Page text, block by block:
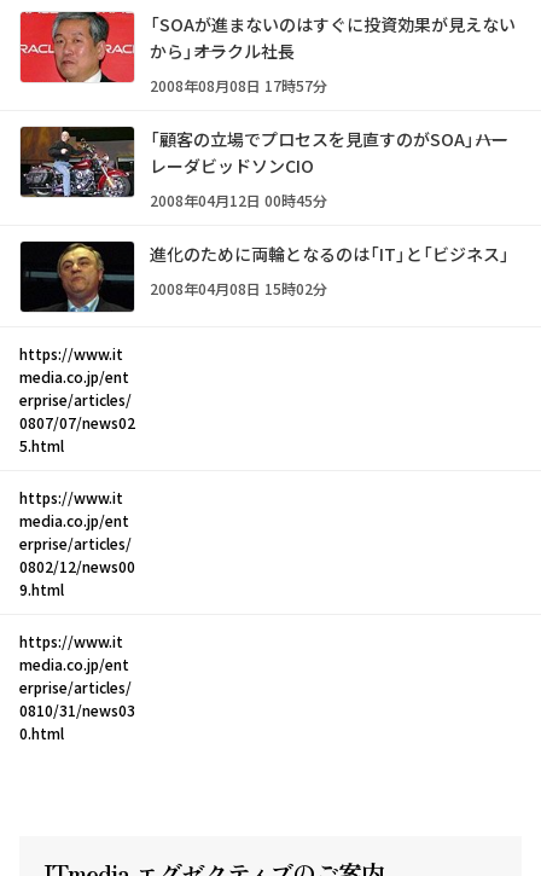
「SOAが進まないのはすぐに投資効果が見えない
から」――オラクル社長
2008年08月08日 17時57分
「顧客の立場でプロセスを見直すのがSOA」――ハー
レーダビッドソンCIO
2008年04月12日 00時45分
進化のために両輪となるのは「IT」と「ビジネス」
2008年04月08日 15時02分
https://www.it
media.co.jp/ent
erprise/articles/
0807/07/news02
5.html
https://www.it
media.co.jp/ent
erprise/articles/
0802/12/news00
9.html
https://www.it
media.co.jp/ent
erprise/articles/
0810/31/news03
0.html